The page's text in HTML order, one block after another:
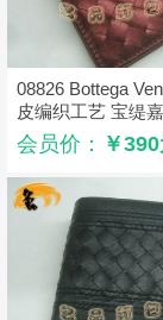
08826 Bottega
皮编织工艺 宝缇
包 Bottega卡包 枣
会员价： ￥